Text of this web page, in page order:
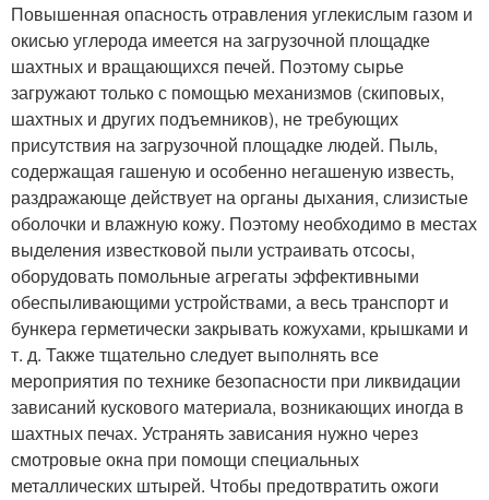
Повышенная опасность отравления углекислым газом и
окисью углерода имеется на загрузочной площадке
шахтных и вращающихся печей. Поэтому сырье
загружают только с помощью механизмов (скиповых,
шахтных и других подъемников), не требующих
присутствия на загрузочной площадке людей. Пыль,
содержащая гашеную и особенно негашеную известь,
раздражающе действует на органы дыхания, слизистые
оболочки и влажную кожу. Поэтому необходимо в местах
выделения известковой пыли устраивать отсосы,
оборудовать помольные агрегаты эффективными
обеспыливающими устройствами, а весь транспорт и
бункера герметически закрывать кожухами, крышками и
т. д. Также тщательно следует выполнять все
мероприятия по технике безопасности при ликвидации
зависаний кускового материала, возникающих иногда в
шахтных печах. Устранять зависания нужно через
смотровые окна при помощи специальных
металлических штырей. Чтобы предотвратить ожоги